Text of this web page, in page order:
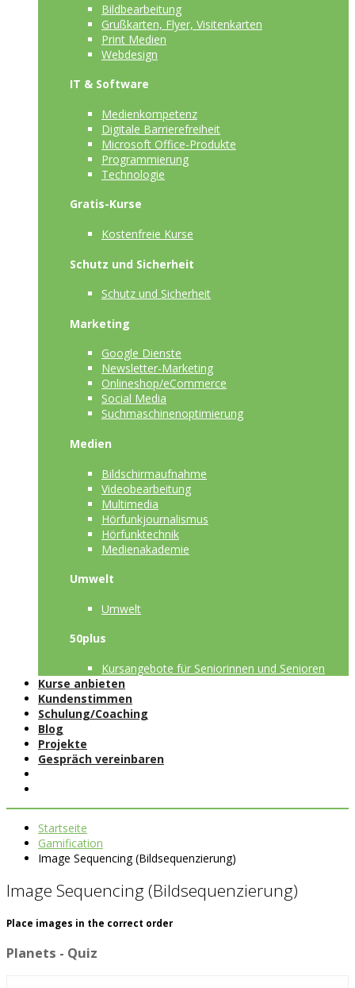
Bildbearbeitung
Grußkarten, Flyer, Visitenkarten
Print Medien
Webdesign
IT & Software
Medienkompetenz
Digitale Barrierefreiheit
Microsoft Office-Produkte
Programmierung
Technologie
Gratis-Kurse
Kostenfreie Kurse
Schutz und Sicherheit
Schutz und Sicherheit
Marketing
Google Dienste
Newsletter-Marketing
Onlineshop/eCommerce
Social Media
Suchmaschinenoptimierung
Medien
Bildschirmaufnahme
Videobearbeitung
Multimedia
Hörfunkjournalismus
Hörfunktechnik
Medienakademie
Umwelt
Umwelt
50plus
Kursangebote für Seniorinnen und Senioren
Kurse anbieten
Kundenstimmen
Schulung/Coaching
Blog
Projekte
Gespräch vereinbaren
Startseite
Gamification
Image Sequencing (Bildsequenzierung)
Image Sequencing (Bildsequenzierung)
Place images in the correct order
Planets - Quiz